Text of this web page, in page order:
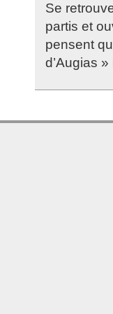
Se
partis et
pensent
d’Augias